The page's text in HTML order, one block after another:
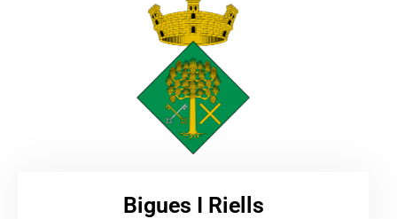
Bigues I Riells